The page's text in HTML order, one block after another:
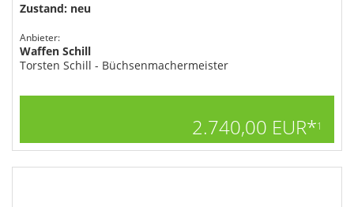
Zustand: neu
Anbieter:
Waffen Schill
Torsten Schill - Büchsenmachermeister
2.740,00 EUR*1